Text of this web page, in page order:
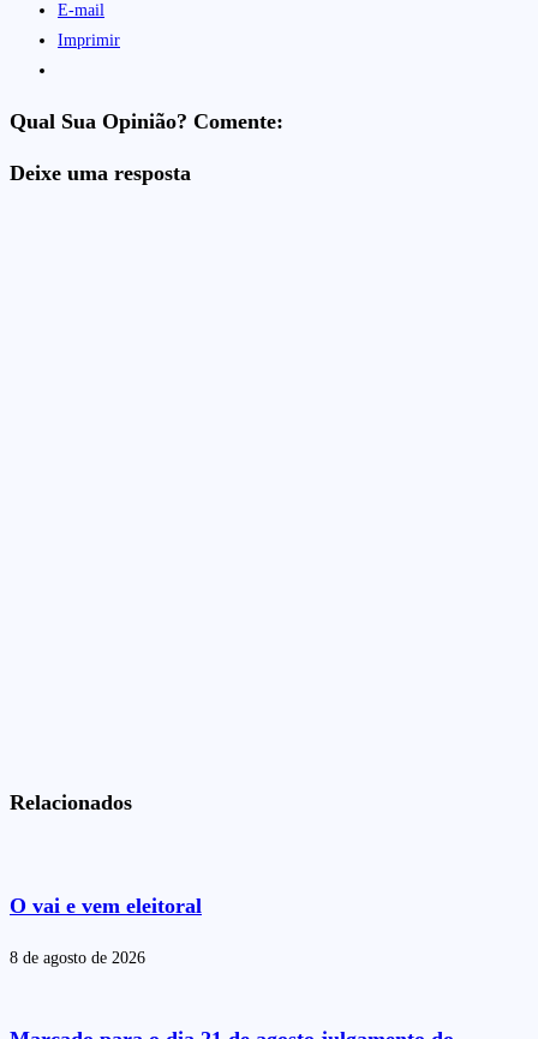
E-mail
Imprimir
Qual Sua Opinião? Comente:
Deixe uma resposta
Relacionados
O vai e vem eleitoral
8 de agosto de 2026